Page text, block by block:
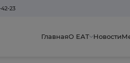
23
ГлавнаяО ЕАТ Новости